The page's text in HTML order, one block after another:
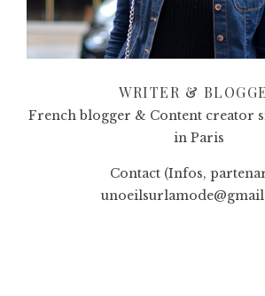
WRITER &
French blogger & Content creator
in Paris
Contact (Infos,